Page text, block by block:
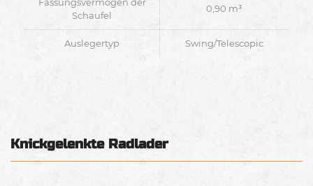
Schaufel
0,90 m³
Auslegertyp Swing/Telescopic
Knickgelenkte Radlader